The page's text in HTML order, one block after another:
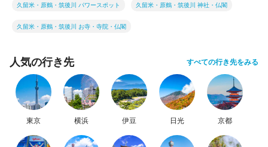
久留米・原鶴・筑後川 パワースポット 久留米・原鶴・筑後川 神社・仏閣
久留米・原鶴・筑後川 お寺・寺院・仏閣
人気の行き先 すべての行き先をみる
東京 横浜 伊豆 日光 京都